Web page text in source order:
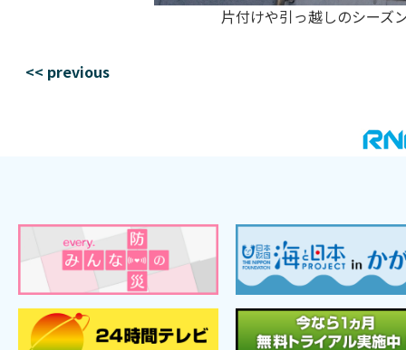
片付けや引っ越しのシーズ
<< previous